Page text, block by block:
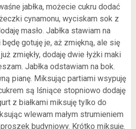
jabłka, możecie cukru dodać
cynamonu, wyciskam sok z
masło. Jabłka stawiam na
gotuję je, aż zmiękną, ale się
zmiękły, dodaję dwie łyżki maki
Jabłka odstawiam na bok.
pianę. Miksując partiami wsypuję
są lśniące stopniowo dodaję
z białkami miksuję tylko do
wlewam małym strumieniem
budyniowy. Krótko miksuję.